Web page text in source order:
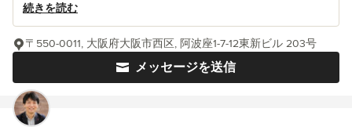
続きを読む
メッセージを送信
〒550-0011, 大阪府大阪市西区, 阿波座1-7-12東新ビル 203号